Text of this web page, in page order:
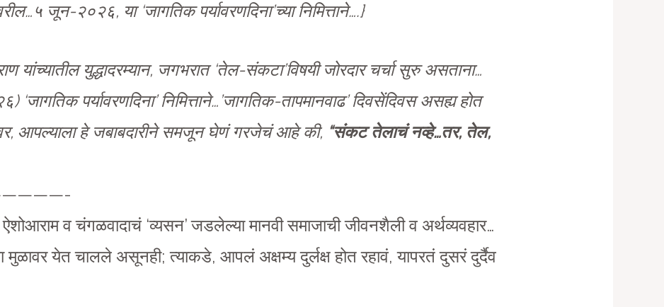
जून-२०२६, या ‘जागतिक पर्यावरणदिना’च्या निमित्ताने….}
यांच्यातील युद्धादरम्यान, जगभरात ‘तेल-संकटा’विषयी जोरदार चर्चा सुरु असताना…
पर्यावरणदिना’ निमित्ताने…’जागतिक-तापमानवाढ’ दिवसेंदिवस असह्य होत
आपल्याला हे जबाबदारीने समजून घेणं गरजेचं आहे की, “संकट तेलाचं नव्हे…तर, तेल,
व चंगळवादाचं ‘व्यसन’ जडलेल्या मानवी समाजाची जीवनशैली व अर्थव्यवहार…
मुळावर येत चालले असूनही; त्याकडे, आपलं अक्षम्य दुर्लक्ष होत रहावं, यापरतं दुसरं दुर्दैव